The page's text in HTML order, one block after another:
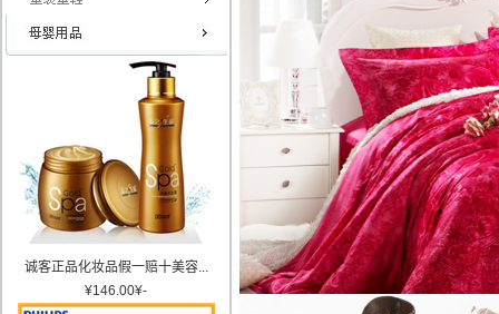
诚客正品化妆品假一赔十美容...
¥146.00¥-